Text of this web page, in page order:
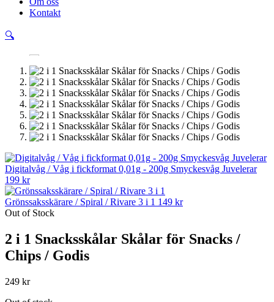
Kontakt
🔍
Digitalvåg / Våg i fickformat 0,01g - 200g Smyckesvåg Juvelerar
199 kr
Grönssaksskärare / Spiral / Rivare 3 i 1 149 kr
Out of Stock
2 i 1 Snacksskålar Skålar för Snacks /
Chips / Godis
249 kr